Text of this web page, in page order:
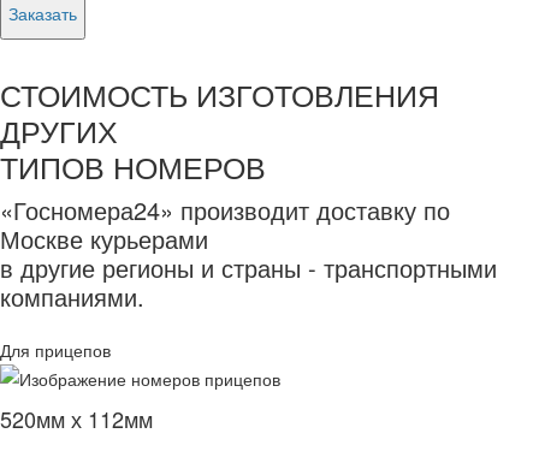
Заказать
СТОИМОСТЬ ИЗГОТОВЛЕНИЯ
ДРУГИХ
ТИПОВ НОМЕРОВ
«Госномера24» производит доставку по
Москве курьерами
в другие регионы и страны - транспортными
компаниями.
Для прицепов
520мм х 112мм